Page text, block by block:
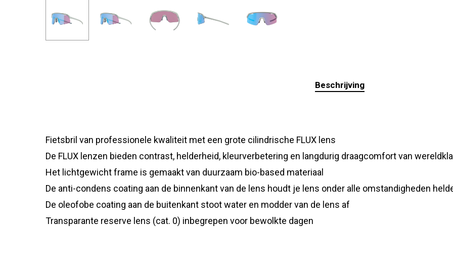
Beschrijving
Fietsbril van professionele kwaliteit met een grote cilindrische FLUX lens
De FLUX lenzen bieden contrast, helderheid, kleurverbetering en langdurig draagcomfort van
Het lichtgewicht frame is gemaakt van duurzaam bio-based materiaal
De anti-condens coating aan de binnenkant van de lens houdt je lens onder alle omstandigheden
De oleofobe coating aan de buitenkant stoot water en modder van de lens af
Transparante reserve lens (cat. 0) inbegrepen voor bewolkte dagen